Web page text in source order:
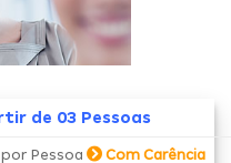
de 03 Pessoas
Pessoa Com Carência